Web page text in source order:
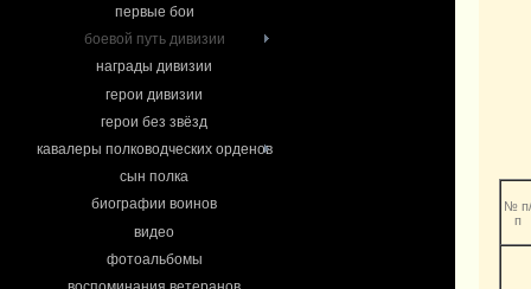
первые бои
боевой путь дивизии
награды дивизии
герои дивизии
герои без звёзд
кавалеры полководческих орденов
сын полка
биографии воинов
видео
фотоальбомы
№ п/
п